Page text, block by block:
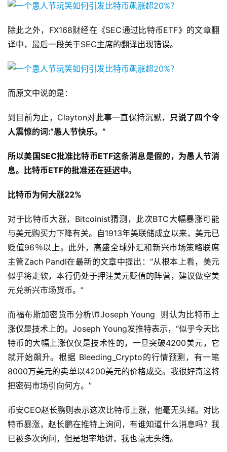
除此之外，FX168财经在《SEC通过比特币ETF》的文章翻
译中，最后一段关于SEC主席的翻译出现错误。
而原文中说的是：
到目前为止，Clayton对此事一直保持沉默， 只说了四个令
人震惊的词:“愚人节快乐。”
所以美国SEC批准比特币ETF这条消息是假的，为愚人节消
息。比特币ETF的批准还在延迟中。
比特币为何大涨22%
对于比特币大涨，Bitcoinist猜测，此次BTC大幅暴涨可能
与美元购买力下降有关。自1913年美联储成立以来，美元已
贬值96％以上。此外，高盛全球外汇和新兴市场策略联席
主管Zach Pandl在最新的文章中提出：“从根本上看，美元
似乎将走软，本行仍处于押注美元贬值的阵营，建议做空美
元兑新兴市场货币。”
而福布斯加密货币分析师Joseph Young 则认为比特币上
涨仅是技术上的。Joseph Young发推特表示，“似乎今天比
特币的大幅上涨仅仅是技术性的，一旦突破4200美元，它
就开始飙升。根据 Bleeding_Crypto的行情预测，有一笔
8000万美元的卖单以4200美元的价格成交。我很好奇这将
把密码市场引向何方。”
币安CEO赵长鹏则表示这次比特币上涨，他毫无头绪。对比
特币暴涨，赵长鹏在推特上询问，有谁知道什么消息吗？我
已被多次询问，但是坦率地讲，我也毫无头绪。